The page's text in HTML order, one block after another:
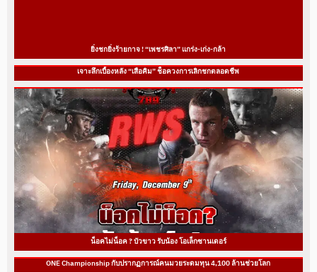
ยิ่งชกยิ่งร้ายกาจ ! “เพชรศิลา” แกร่ง-เก่ง-กล้า
เจาะลึกเบื้องหลัง “เสือคิม” ช็อควงการเลิกชกตลอดชีพ
น็อคไม่น็อค ? บัวขาว รับน้อง โอเล็กซานเดอร์
ONE Championship กับปรากฏการณ์คนมวยระดมทุน 4,100 ล้านช่วยโลก